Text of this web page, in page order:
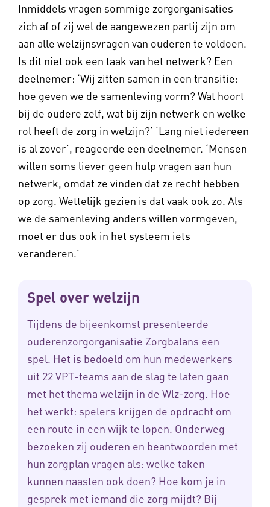
Inmiddels vragen sommige zorgorganisaties
zich af of zij wel de aangewezen partij zijn om
aan alle welzijnsvragen van ouderen te voldoen.
Is dit niet ook een taak van het netwerk? Een
deelnemer: ‘Wij zitten samen in een transitie:
hoe geven we de samenleving vorm? Wat hoort
bij de oudere zelf, wat bij zijn netwerk en welke
rol heeft de zorg in welzijn?’ ‘Lang niet iedereen
is al zover’, reageerde een deelnemer. ‘Mensen
willen soms liever geen hulp vragen aan hun
netwerk, omdat ze vinden dat ze recht hebben
op zorg. Wettelijk gezien is dat vaak ook zo. Als
we de samenleving anders willen vormgeven,
moet er dus ook in het systeem iets
veranderen.’
Spel over welzijn
Tijdens de bijeenkomst presenteerde
ouderenzorgorganisatie Zorgbalans een
spel. Het is bedoeld om hun medewerkers
uit 22 VPT-teams aan de slag te laten gaan
met het thema welzijn in de Wlz-zorg. Hoe
het werkt: spelers krijgen de opdracht om
een route in een wijk te lopen. Onderweg
bezoeken zij ouderen en beantwoorden met
hun zorgplan vragen als: welke taken
kunnen naasten ook doen? Hoe kom je in
gesprek met iemand die zorg mijdt? Bij